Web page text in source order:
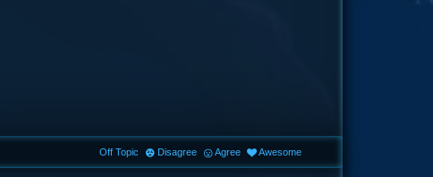
Off Topic Disagree Agree Awesome